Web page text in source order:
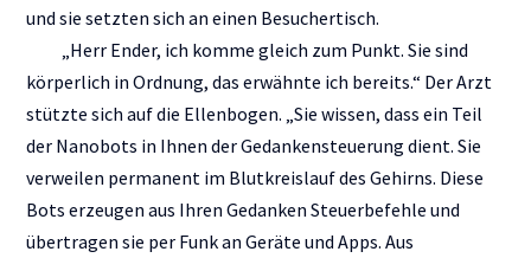
und sie setzten sich an einen Besuchertisch.
„Herr Ender, ich komme gleich zum Punkt. Sie sind
körperlich in Ordnung, das erwähnte ich bereits.“ Der Arzt
stützte sich auf die Ellenbogen. „Sie wissen, dass ein Teil
der Nanobots in Ihnen der Gedankensteuerung dient. Sie
verweilen permanent im Blutkreislauf des Gehirns. Diese
Bots erzeugen aus Ihren Gedanken Steuerbefehle und
übertragen sie per Funk an Geräte und Apps. Aus